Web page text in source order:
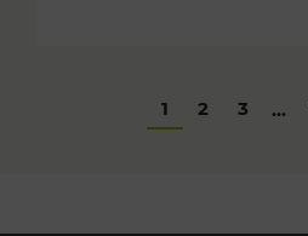
1 2 3 ...